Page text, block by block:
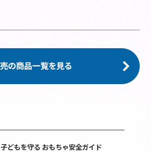
子どもを守る おもちゃ安全ガイド